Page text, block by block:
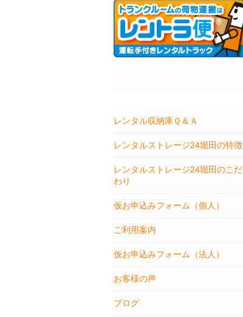
レンタル収納庫Ｑ＆Ａ
レンタルストレージ24堀田の特徴
レンタルストレージ24堀田のこだ
わり
仮お申込みフォーム（個人）
ご利用案内
仮お申込みフォーム（法人）
お客様の声
ブログ